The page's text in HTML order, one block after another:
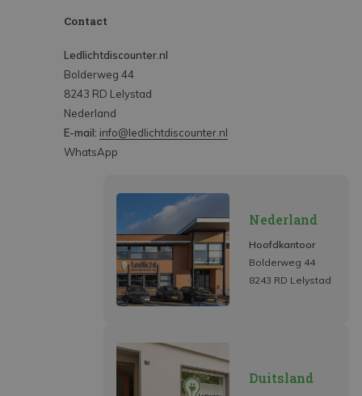
Contact
Ledlichtdiscounter.nl
Bolderweg 44
8243 RD Lelystad
Nederland
E-mail: info@ledlichtdiscounter.nl
WhatsApp
Nederland
Hoofdkantoor
Bolderweg 44
8243 RD Lelystad
Duitsland